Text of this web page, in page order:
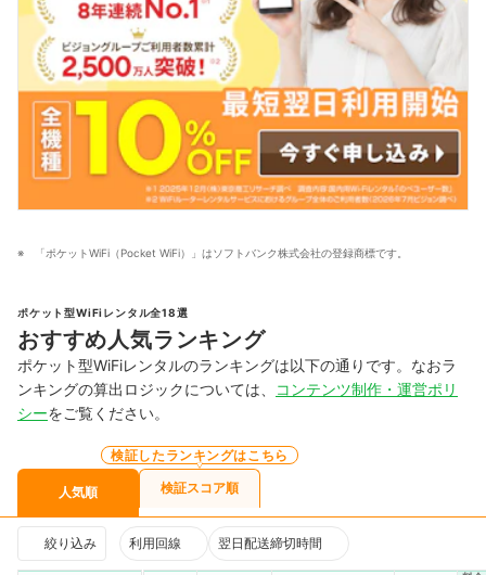
「ポケットWiFi（Pocket WiFi）」はソフトバンク株式会社の登録商標です。
ポケット型WiFiレンタル全18選
おすすめ人気ランキング
ポケット型WiFiレンタルのランキングは以下の通りです。なおラ
ンキングの算出ロジックについては、
コンテンツ制作・運営ポリ
シーをご覧ください。
人気順
検証したランキングはこちら
検証スコア順
絞り込み 利用回線 翌日配送締切時間